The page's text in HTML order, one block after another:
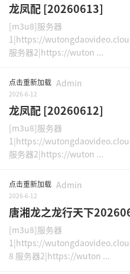
龙凤配 [20260613]
[m3u8]服务器
1|https://
服务器2|https://wuton ...
点击重新加载 Admin
2026-6-12
龙凤配 [20260612]
[m3u8]服务器
1|https://
服务器2|https://wuton ...
点击重新加载 Admin
2026-6-12
唐湘龙之龙行天下
[m3u8]服务器
1|https://
8 服务器2|https://wuton ...